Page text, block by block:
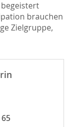
brauchen
Zielgruppe,